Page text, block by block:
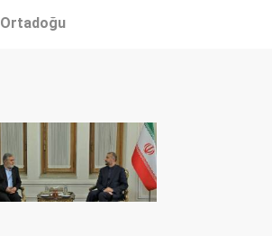
Ortadoğu